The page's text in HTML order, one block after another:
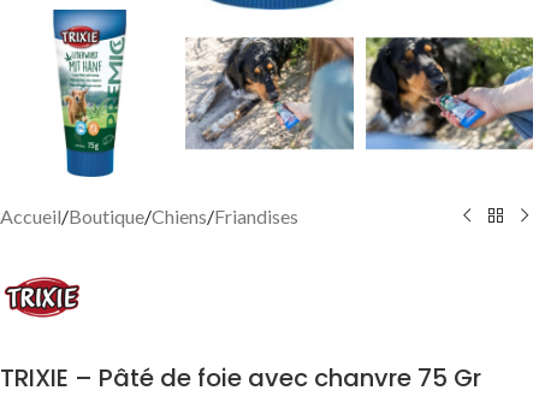
Accueil/Boutique/Chiens/Friandises
TRIXIE – Pâté de foie avec chanvre 75 Gr